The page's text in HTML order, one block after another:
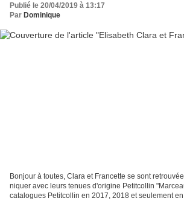
Publié le 20/04/2019 à 13:17
Par Dominique
Bonjour à toutes, Clara et Francette se sont
niquer avec leurs tenues d'origine Petitcollin
catalogues Petitcollin en 2017, 2018 et seulement